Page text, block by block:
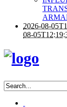
2026-08-
08-